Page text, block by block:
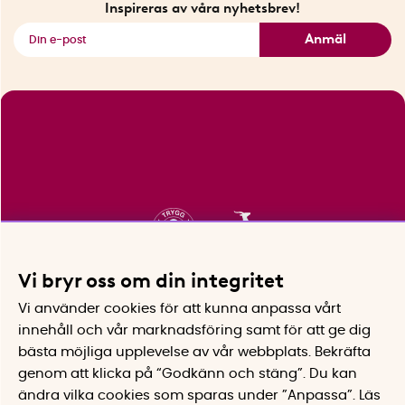
Inspireras av våra nyhetsbrev!
Anmäl
Vi bryr oss om din integritet
Vi använder cookies för att kunna anpassa vårt
innehåll och vår marknadsföring samt för att ge dig
bästa möjliga upplevelse av vår webbplats.
Bekräfta
genom att klicka på “Godkänn och stäng”. Du kan
ändra vilka cookies som sparas under ”Anpassa”.
Läs